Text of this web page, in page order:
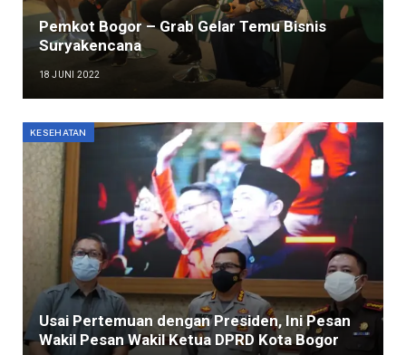
Pemkot Bogor – Grab Gelar Temu Bisnis
Suryakencana
18 JUNI 2022
KESEHATAN
Usai Pertemuan dengan Presiden, Ini Pesan
Wakil Pesan Wakil Ketua DPRD Kota Bogor